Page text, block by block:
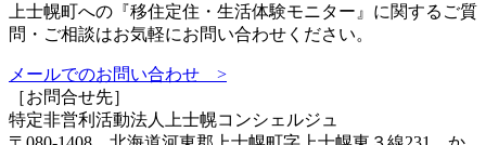
上士幌町への『移住定住・生活体験モニター』に関するご質
問・ご相談はお気軽にお問い合わせください。
メールでのお問い合わせ >
［お問合せ先］
特定非営利活動法人
上士幌コンシェルジュ